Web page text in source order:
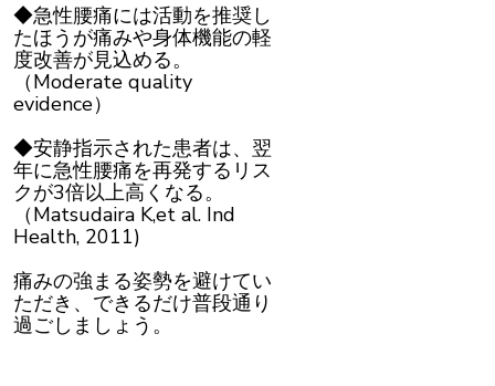
◆急性腰痛には活動を推奨し
たほうが痛みや身体機能の軽
度改善が見込める。
（Moderate quality
evidence）
◆安静指示された患者は、翌
年に急性腰痛を再発するリス
クが3倍以上高くなる。
（Matsudaira K,et al. Ind
Health, 2011)
痛みの強まる姿勢を避けてい
ただき、できるだけ普段通り
過ごしましょう。